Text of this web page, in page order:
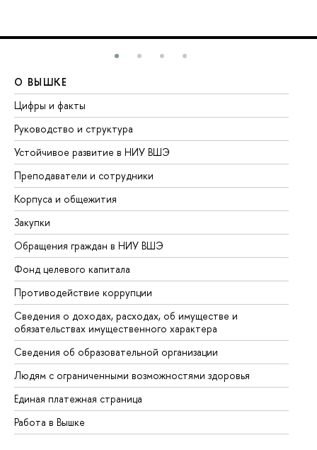
О ВЫШКЕ
Цифры и факты
Руководство и структура
Устойчивое развитие в НИУ ВШЭ
Преподаватели и сотрудники
Корпуса и общежития
Закупки
Обращения граждан в НИУ ВШЭ
Фонд целевого капитала
Противодействие коррупции
Сведения о доходах, расходах, об имуществе и
обязательствах имущественного характера
Сведения об образовательной организации
Людям с ограниченными возможностями здоровья
Единая платежная страница
Работа в Вышке